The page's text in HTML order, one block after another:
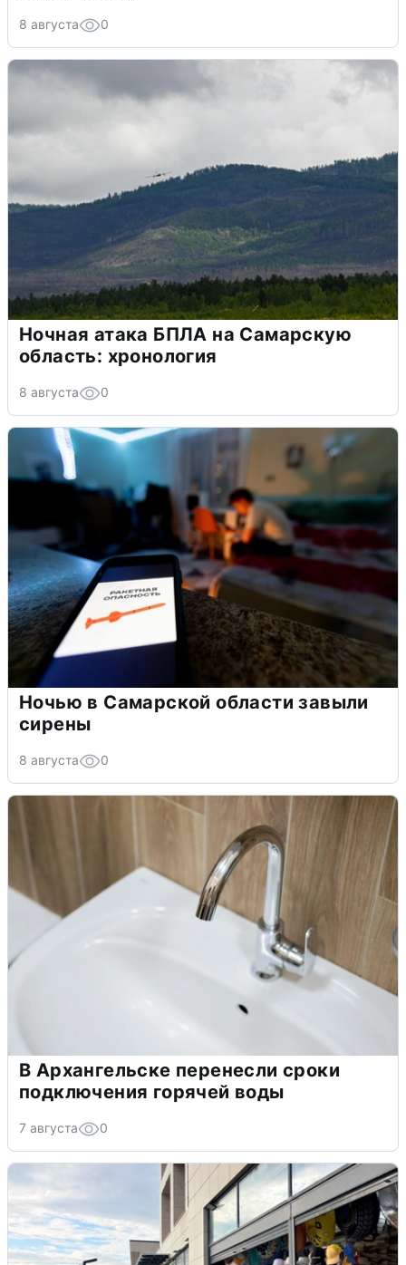
8 августа 0
Ночная атака БПЛА на Самарскую
область: хронология
8 августа 0
Ночью в Самарской области завыли
сирены
8 августа 0
В Архангельске перенесли сроки
подключения горячей воды
7 августа 0